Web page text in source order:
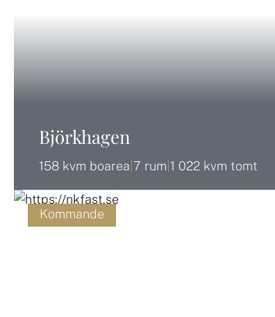
Björkhagen
158 kvm boarea 7 rum 1 022 kvm tomt
Kommande